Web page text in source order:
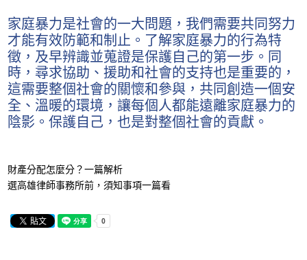
家庭暴力是社會的一大問題，我們需要共同努力
才能有效防範和制止。了解家庭暴力的行為特
徵，及早辨識並蒐證是保護自己的第一步。同
時，尋求協助、援助和社會的支持也是重要的，
這需要整個社會的關懷和參與，共同創造一個安
全、溫暖的環境，讓每個人都能遠離家庭暴力的
陰影。保護自己，也是對整個社會的貢獻。
財產分配怎麼分？一篇解析
選高雄律師事務所前，須知事項一篇看